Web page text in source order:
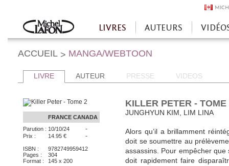
Accueil
LIVRES AUTEURS
ACCUEIL > MANGA/WEBTOON
LIVRE AUTEUR PRESSE VIDEOS
FRANCE CANADA
Parution : 10/10/24 -
Prix : 14.95 € -
ISBN :
9782749959412
Pages :
304
Format :
145 x 200
KILLER PETER - TOME
JUNGHYUN KIM, LIM LINA
Alors qu’il a brillamment
doit se soumettre au
assassins. Pour empêcher
doit rapidement faire